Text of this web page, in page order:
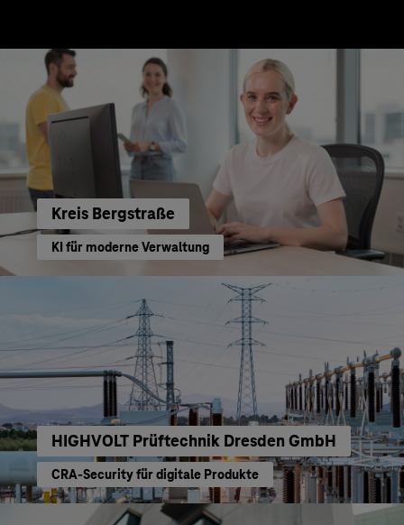
Kreis Bergstraße
KI für moderne Verwaltung
HIGHVOLT Prüftechnik Dresden GmbH
CRA-Security für digitale Produkte